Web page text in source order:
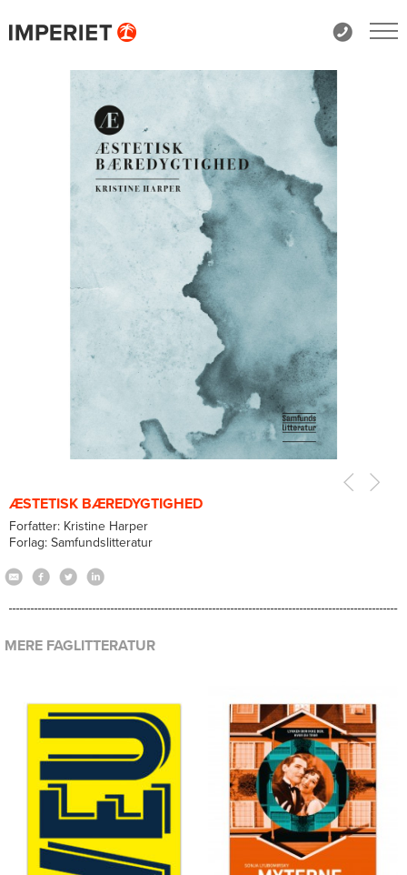
ÆSTETISK BÆREDYGTIGHED
Forfatter: Kristine Harper
Forlag: Samfundslitteratur
MERE FAGLITTERATUR